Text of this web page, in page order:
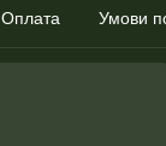
Оплата Умови